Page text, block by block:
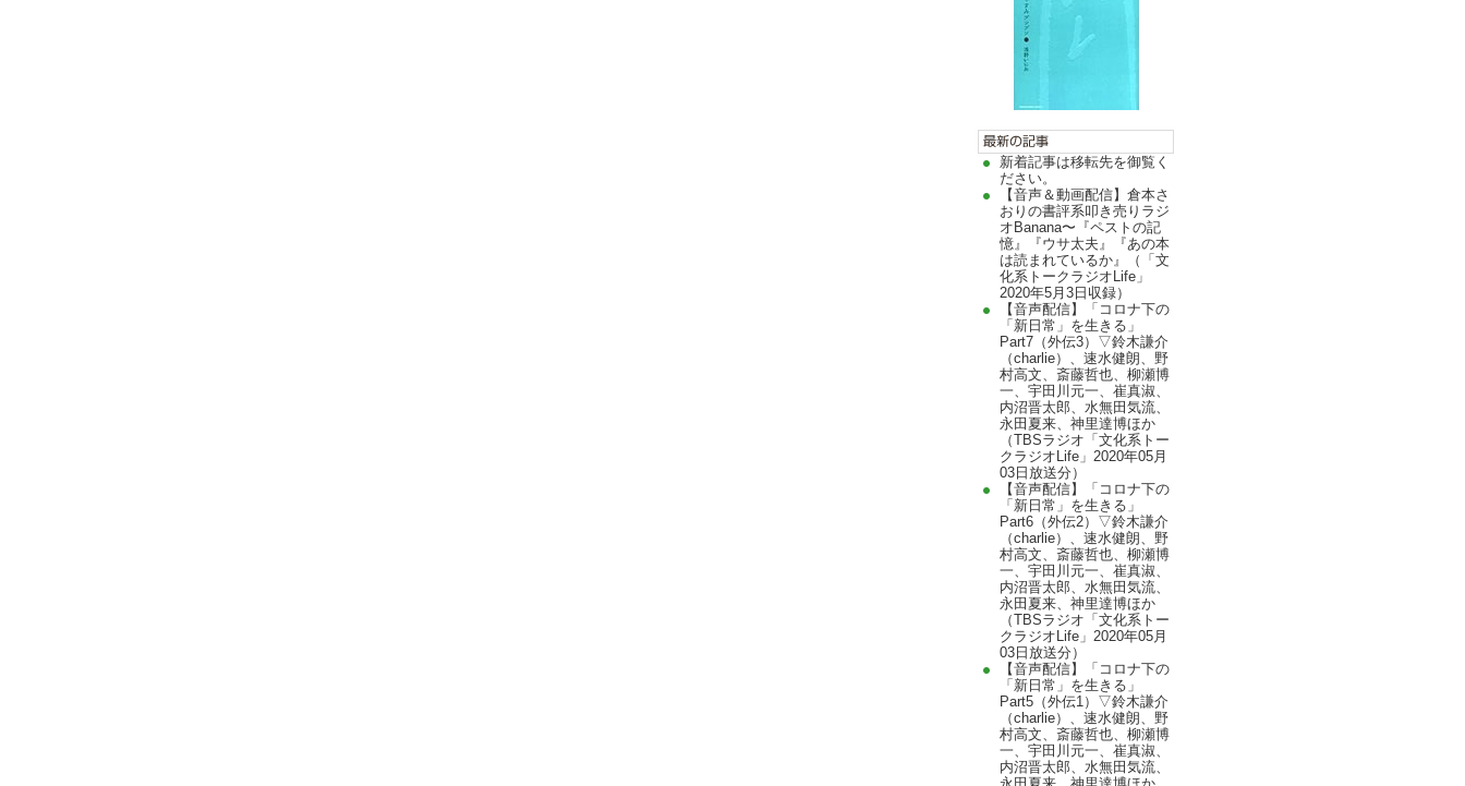
新着記事は移転先を御覧く
ださい。
【音声＆動画配信】倉本さ
おりの書評系叩き売りラジ
オBanana〜『ペストの記
憶』『ウサ太夫』『あの本
は読まれているか』（「文
化系トークラジオLife」
2020年5月3日収録）
【音声配信】「コロナ下の
「新日常」を生きる」
Part7（外伝3）▽鈴木謙介
（charlie）、速水健朗、野
村高文、斎藤哲也、柳瀬博
一、宇田川元一、崔真淑、
内沼晋太郎、水無田気流、
永田夏来、神里達博ほか
（TBSラジオ「文化系トー
クラジオLife」2020年05月
03日放送分）
【音声配信】「コロナ下の
「新日常」を生きる」
Part6（外伝2）▽鈴木謙介
（charlie）、速水健朗、野
村高文、斎藤哲也、柳瀬博
一、宇田川元一、崔真淑、
内沼晋太郎、水無田気流、
永田夏来、神里達博ほか
（TBSラジオ「文化系トー
クラジオLife」2020年05月
03日放送分）
【音声配信】「コロナ下の
「新日常」を生きる」
Part5（外伝1）▽鈴木謙介
（charlie）、速水健朗、野
村高文、斎藤哲也、柳瀬博
一、宇田川元一、崔真淑、
内沼晋太郎、水無田気流、